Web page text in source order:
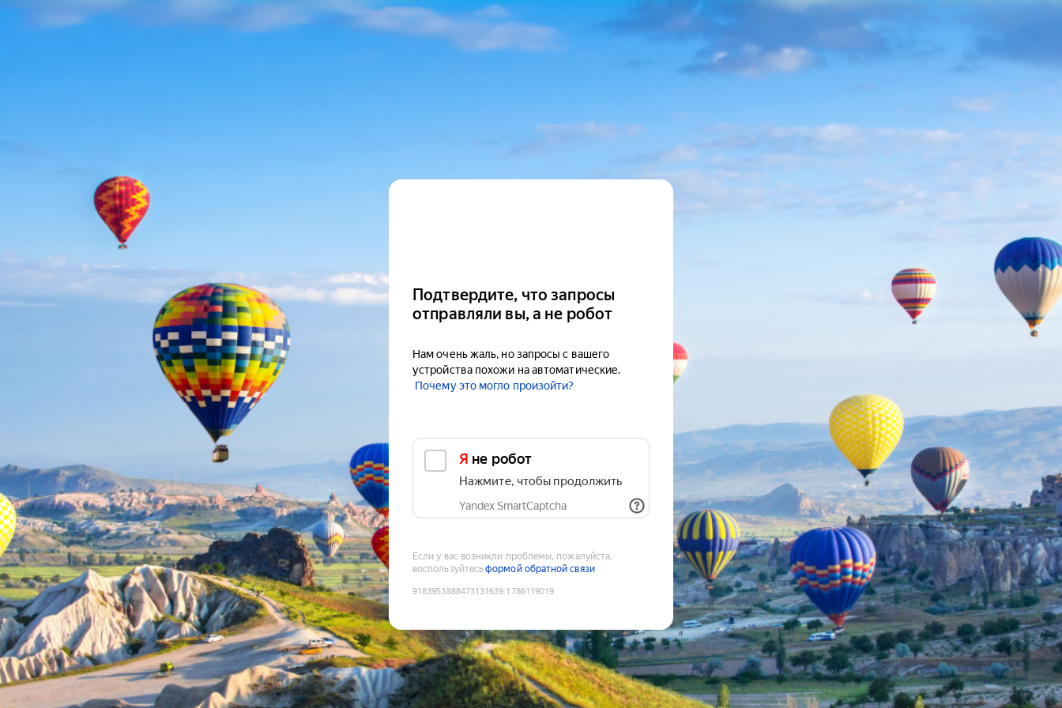
Подтвердите, что запросы
отправляли вы, а не робот
Нам очень жаль, но запросы с вашего
устройства похожи на автоматические.
Почему это могло произойти?
Я не робот
Нажмите, чтобы продолжить
Yandex SmartCaptcha
Если у вас возникли проблемы, пожалуйста,
воспользуйтесьформой обратной связи
9183953888473131639:1786119019